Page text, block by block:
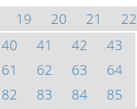
19 20 21
22
40 41 42
43
61 62 63
64
82 83 84
85